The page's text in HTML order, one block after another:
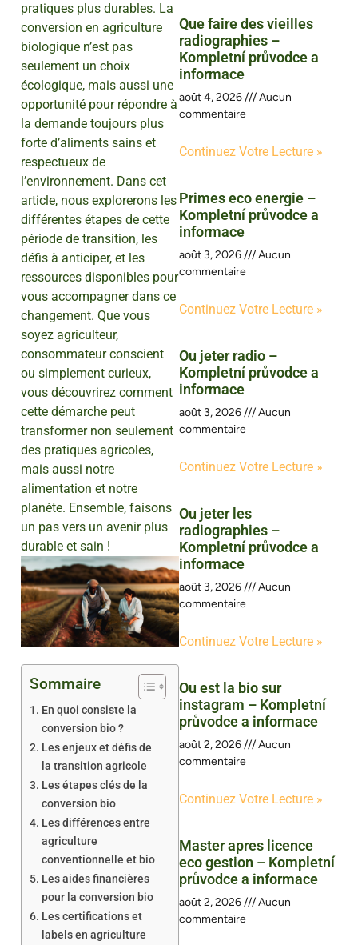
pratiques plus durables. La
conversion en agriculture
biologique n’est pas
seulement un choix
écologique, mais aussi une
opportunité pour répondre à
la demande toujours plus
forte d’aliments sains et
respectueux de
l’environnement. Dans cet
article, nous explorerons les
différentes étapes de cette
période de transition, les
défis à anticiper, et les
ressources disponibles pour
vous accompagner dans ce
changement. Que vous
soyez agriculteur,
consommateur conscient
ou simplement curieux,
vous découvrirez comment
cette démarche peut
transformer non seulement
des pratiques agricoles,
mais aussi notre
alimentation et notre
planète. Ensemble, faisons
un pas vers un avenir plus
durable et sain !
Sommaire
En quoi consiste la
conversion bio ?
Les enjeux et défis de
la transition agricole
Les étapes clés de la
conversion bio
Les différences entre
agriculture
conventionnelle et bio
Les aides financières
pour la conversion bio
Les certifications et
labels en agriculture
Que faire des vieilles
radiographies –
Kompletní průvodce a
informace
août 4, 2026
Aucun
commentaire
Continuez Votre Lecture »
Primes eco energie –
Kompletní průvodce a
informace
août 3, 2026
Aucun
commentaire
Continuez Votre Lecture »
Ou jeter radio –
Kompletní průvodce a
informace
août 3, 2026
Aucun
commentaire
Continuez Votre Lecture »
Ou jeter les
radiographies –
Kompletní průvodce a
informace
août 3, 2026
Aucun
commentaire
Continuez Votre Lecture »
Ou est la bio sur
instagram – Kompletní
průvodce a informace
août 2, 2026
Aucun
commentaire
Continuez Votre Lecture »
Master apres licence
eco gestion – Kompletní
průvodce a informace
août 2, 2026
Aucun
commentaire